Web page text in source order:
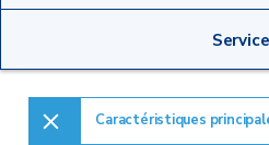
Caractéristiques